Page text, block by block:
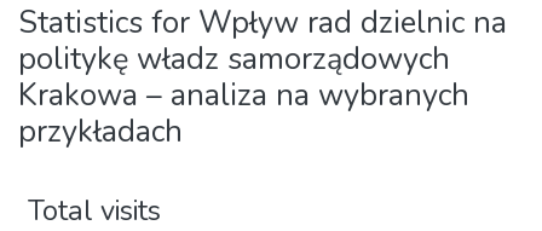
For authors
Help
Contact
Statistics for Wpływ rad dzielnic na
politykę władz samorządowych
Krakowa – analiza na wybranych
przykładach
Total visits